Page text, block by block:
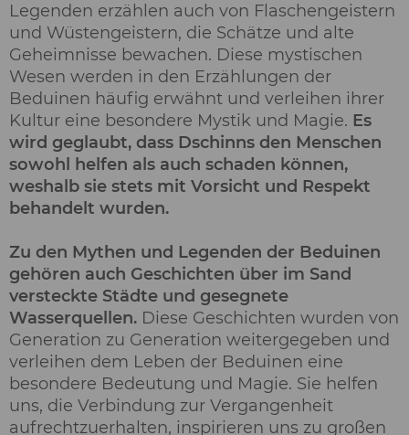
Legenden erzählen auch von Flaschengeistern
und Wüstengeistern, die Schätze und alte
Geheimnisse bewachen. Diese mystischen
Wesen werden in den Erzählungen der
Beduinen häufig erwähnt und verleihen ihrer
Kultur eine besondere Mystik und Magie. Es
wird geglaubt, dass Dschinns den Menschen
sowohl helfen als auch schaden können,
weshalb sie stets mit Vorsicht und Respekt
behandelt wurden.
Zu den Mythen und Legenden der Beduinen
gehören auch Geschichten über im Sand
versteckte Städte und gesegnete
Wasserquellen. Diese Geschichten wurden von
Generation zu Generation weitergegeben und
verleihen dem Leben der Beduinen eine
besondere Bedeutung und Magie. Sie helfen
uns, die Verbindung zur Vergangenheit
aufrechtzuerhalten, inspirieren uns zu großen